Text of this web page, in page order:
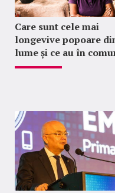
Care sunt cele mai
longevive popoare
lume și ce au în